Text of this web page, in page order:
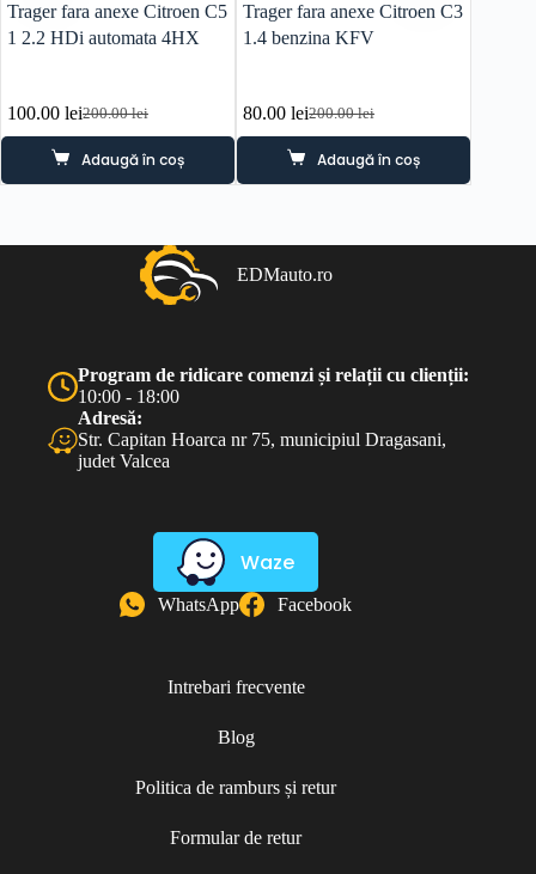
Trager fara anexe Citroen C5
1 2.2 HDi automata 4HX
200.00lei
Prețul
a
fost:
100.00 leiPrețul
este:
100.00 lei.
Adaugă în coș
Trager fara anexe Citroen C3
1.4 benzina KFV
200.00lei
Prețul
fost:
80.00leiPrețul
este:
80.00 lei.
Adaugă în coș
EDMauto.ro
Program de ridicare comenzi și relații cu clienții:
10:00 - 18:00
Adresă:
Str. Capitan Hoarca nr 75, municipiul Dragasani,
judet Valcea
Waze
WhatsApp Facebook
Intrebari frecvente
Blog
Politica de ramburs și retur
Formular de retur